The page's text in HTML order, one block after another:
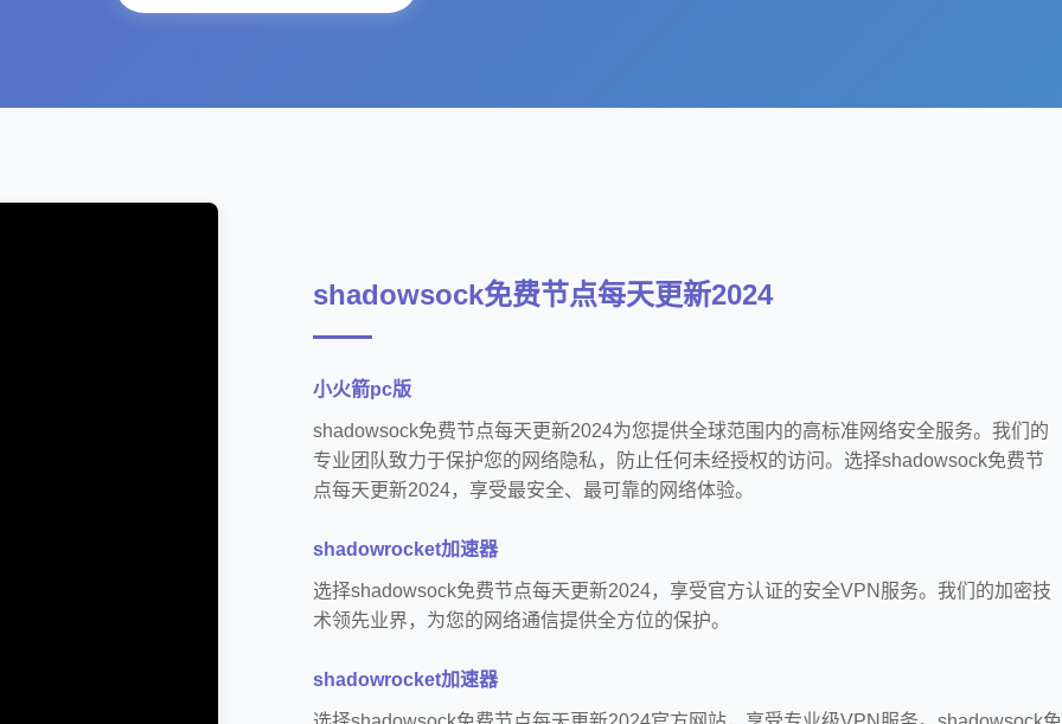
shadowsock免费节点每天更新2024
小火箭pc版
shadowsock免费节点每天更新2024为您提供全球范围内的高标准网络安全服务。我们的
专业团队致力于保护您的网络隐私，防止任何未经授权的访问。选择shadowsock免费节
点每天更新2024，享受最安全、最可靠的网络体验。
shadowrocket加速器
选择shadowsock免费节点每天更新2024，享受官方认证的安全VPN服务。我们的加密技
术领先业界，为您的网络通信提供全方位的保护。
shadowrocket加速器